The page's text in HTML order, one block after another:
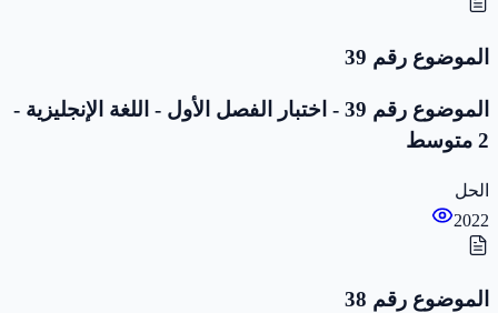
الموضوع رقم 39
الموضوع رقم 39 - اختبار الفصل الأول - اللغة الإنجليزية -
2 متوسط
الحل
2022
الموضوع رقم 38